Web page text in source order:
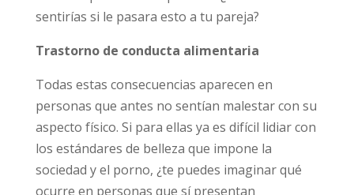
vuelto más críticos con el aspecto físico de su
les satisface tanto como lo que ven en la
Trastorno de conducta alimentaria
Todas estas consecuencias aparecen en
personas que antes no sentían malestar con